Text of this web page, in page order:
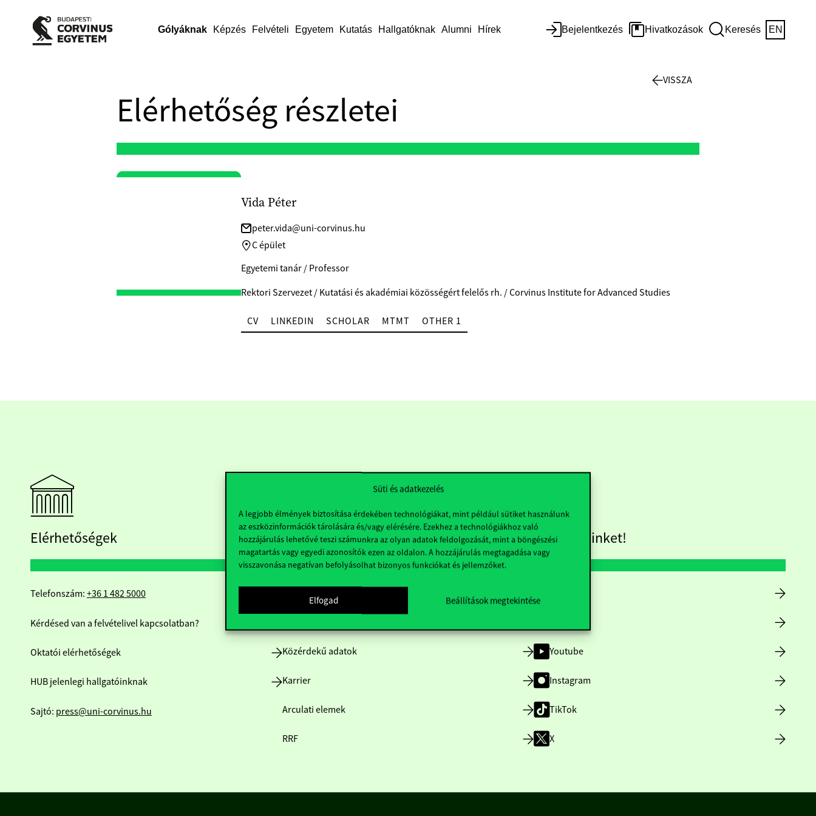
Süti és adatkezelés
A legjobb élmények biztosítása érdekében technológiákat, mint például sütiket használunk
az eszközinformációk tárolására és/vagy elérésére. Ezekhez a technológiákhoz való
hozzájárulás lehetővé teszi számunkra az olyan adatok feldolgozását, mint a böngészési
magatartás vagy egyedi azonosítók ezen az oldalon. A hozzájárulás megtagadása vagy
visszavonása negatívan befolyásolhat bizonyos funkciókat és jellemzőket.
Elfogad Beállítások megtekintése
Gólyáknak Képzés Felvételi Egyetem Kutatás Hallgatóknak Alumni Hírek Bejelentkezés Hivatkozások Keresés EN
Elérhetőség részletei
Vida Péter
peter.vida@uni-corvinus.hu
C épület
Egyetemi tanár / Professor
Rektori Szervezet / Kutatási és akadémiai közösségért felelős rh. / Corvinus Institute for Advanced Studies
CV LINKEDIN SCHOLAR MTMT OTHER 1
VISSZA
Elérhetőségek
Telefonszám: +36 1 482 5000
Kérdésed van a felvételivel kapcsolatban?
Oktatói elérhetőségek
HUB jelenlegi hallgatóinknak
Sajtó: press@uni-corvinus.hu
Hasznos linkek
Közérdekű adatok
Karrier
Arculati elemek
RRF
Kövess minket!
Youtube
Instagram
TikTok
X